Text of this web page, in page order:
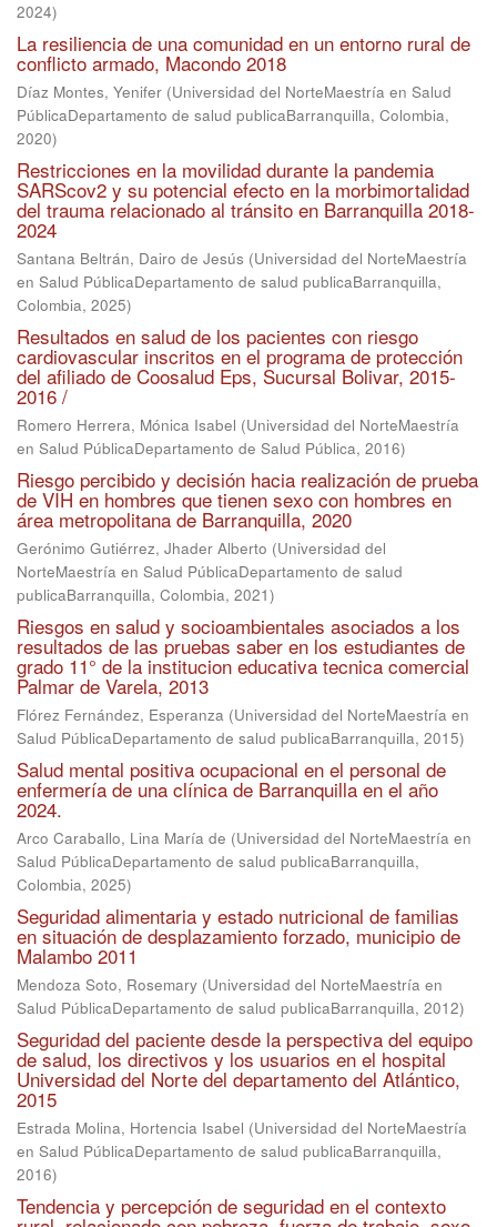
2024)
La resiliencia de una comunidad en un entorno rural de
conflicto armado, Macondo 2018
Díaz Montes, Yenifer (Universidad del NorteMaestría en Salud
PúblicaDepartamento de salud publicaBarranquilla, Colombia,
2020)
Restricciones en la movilidad durante la pandemia
SARScov2 y su potencial efecto en la morbimortalidad
del trauma relacionado al tránsito en Barranquilla 2018-
2024
Santana Beltrán, Dairo de Jesús (Universidad del NorteMaestría
en Salud PúblicaDepartamento de salud publicaBarranquilla,
Colombia, 2025)
Resultados en salud de los pacientes con riesgo
cardiovascular inscritos en el programa de protección
del afiliado de Coosalud Eps, Sucursal Bolivar, 2015-
2016 /
Romero Herrera, Mónica Isabel (Universidad del NorteMaestría
en Salud PúblicaDepartamento de Salud Pública, 2016)
Riesgo percibido y decisión hacia realización de prueba
de VIH en hombres que tienen sexo con hombres en
área metropolitana de Barranquilla, 2020
Gerónimo Gutiérrez, Jhader Alberto (Universidad del
NorteMaestría en Salud PúblicaDepartamento de salud
publicaBarranquilla, Colombia, 2021)
Riesgos en salud y socioambientales asociados a los
resultados de las pruebas saber en los estudiantes de
grado 11° de la institucion educativa tecnica comercial
Palmar de Varela, 2013
Flórez Fernández, Esperanza (Universidad del NorteMaestría en
Salud PúblicaDepartamento de salud publicaBarranquilla, 2015)
Salud mental positiva ocupacional en el personal de
enfermería de una clínica de Barranquilla en el año
2024.
Arco Caraballo, Lina María de (Universidad del NorteMaestría en
Salud PúblicaDepartamento de salud publicaBarranquilla,
Colombia, 2025)
Seguridad alimentaria y estado nutricional de familias
en situación de desplazamiento forzado, municipio de
Malambo 2011
Mendoza Soto, Rosemary (Universidad del NorteMaestría en
Salud PúblicaDepartamento de salud publicaBarranquilla, 2012)
Seguridad del paciente desde la perspectiva del equipo
de salud, los directivos y los usuarios en el hospital
Universidad del Norte del departamento del Atlántico,
2015
Estrada Molina, Hortencia Isabel (Universidad del NorteMaestría
en Salud PúblicaDepartamento de salud publicaBarranquilla,
2016)
Tendencia y percepción de seguridad en el contexto